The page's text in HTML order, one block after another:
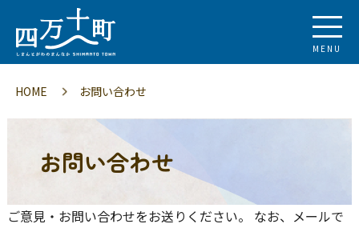
MENU
HOME お問い合わせ
お問い合わせ
ご意見・お問い合わせをお送りください。 なお、メールで